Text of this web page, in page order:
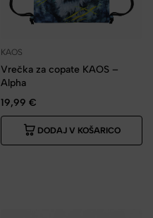
KAOS
Vrečka za copate KAOS –
Alpha
19,99 €
DODAJ V KOŠARICO